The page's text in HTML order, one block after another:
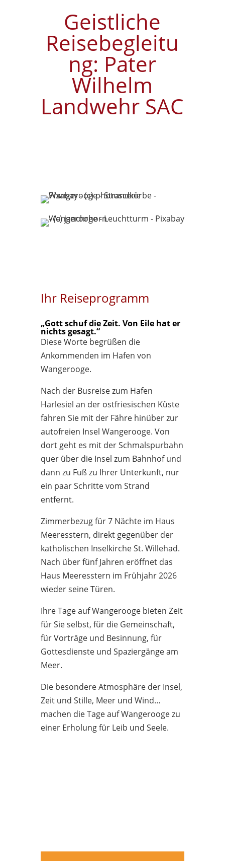
Geistliche
Reisebegleitu
ng: Pater
Wilhelm
Landwehr SAC
Ihr Reiseprogramm
„Gott schuf die Zeit. Von Eile hat er
nichts gesagt.“
Diese Worte begrüßen die
Ankommenden im Hafen von
Wangerooge.
Nach der Busreise zum Hafen
Harlesiel an der ostfriesischen Küste
fahren Sie mit der Fähre hinüber zur
autofreien Insel Wangerooge. Von
dort geht es mit der Schmalspurbahn
quer über die Insel zum Bahnhof und
dann zu Fuß zu Ihrer Unterkunft, nur
ein paar Schritte vom Strand
entfernt.
Zimmerbezug für 7 Nächte im Haus
Meeresstern, direkt gegenüber der
katholischen Inselkirche St. Willehad.
Nach über fünf Jahren eröffnet das
Haus Meeresstern im Frühjahr 2026
wieder seine Türen.
Ihre Tage auf Wangerooge bieten Zeit
für Sie selbst, für die Gemeinschaft,
für Vorträge und Besinnung, für
Gottesdienste und Spaziergänge am
Meer.
Die besondere Atmosphäre der Insel,
Zeit und Stille, Meer und Wind…
machen die Tage auf Wangerooge zu
einer Erholung für Leib und Seele.